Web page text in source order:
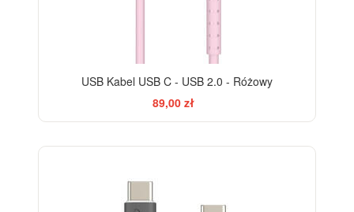
USB Kabel USB C - USB 2.0 - Różowy
89,00 zł